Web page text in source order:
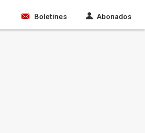
Boletines Abonados